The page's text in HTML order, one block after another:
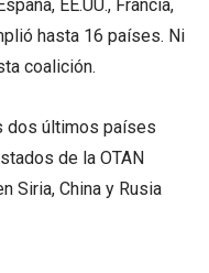
EE.UU., Francia,
hasta 16 países. Ni
coalición.
dos últimos países
de la OTAN
Siria, China y Rusia